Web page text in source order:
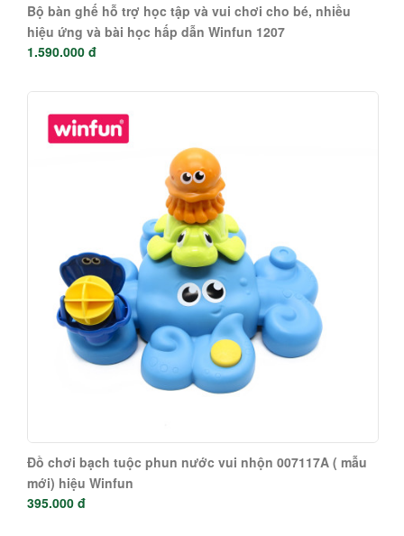
Bộ bàn ghế hỗ trợ học tập và vui chơi cho bé, nhiều
hiệu ứng và bài học hấp dẫn Winfun 1207
1.590.000 đ
Đồ chơi bạch tuộc phun nước vui nhộn 007117A ( mẫu
mới) hiệu Winfun
395.000 đ